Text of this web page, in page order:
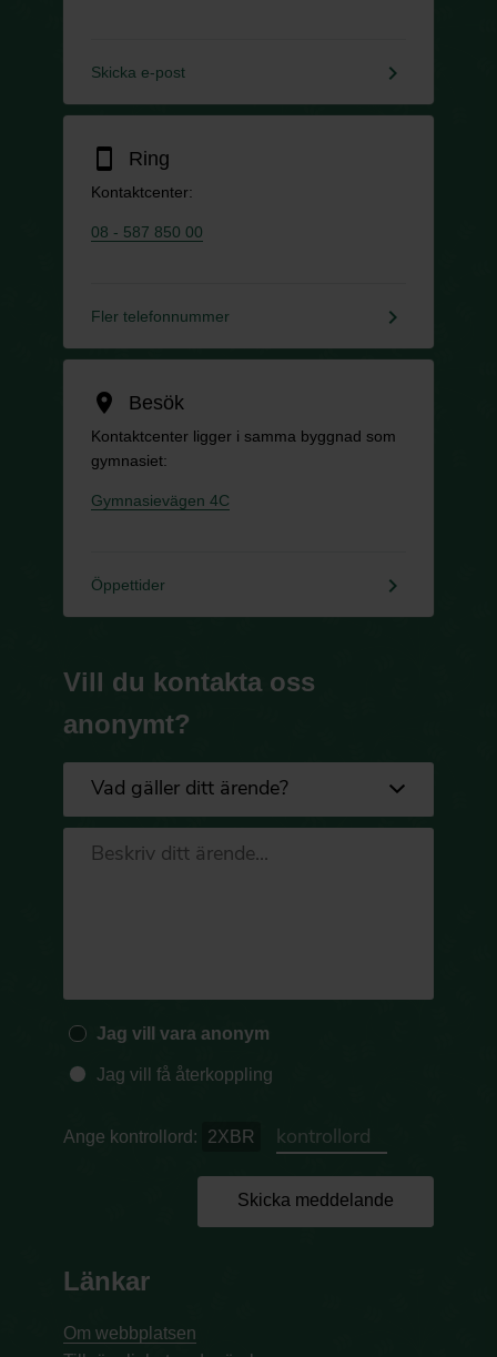
Skicka e-post keyboard_arrow_right
smartphone Ring
Kontaktcenter:
08 - 587 850 00
Fler telefonnummer keyboard_arrow_right
location_on Besök
Kontaktcenter ligger i samma byggnad som
gymnasiet:
Gymnasievägen 4C
Öppettider keyboard_arrow_right
Vill du kontakta oss
anonymt?
Jag vill vara anonym
Jag vill få återkoppling
Ange kontrollord: 2XBR
Skicka meddelande
Länkar
Om webbplatsen